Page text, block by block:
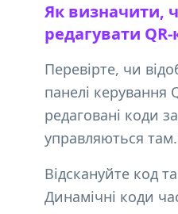
Як визначити,
редагувати
Перевірте, чи
панелі
редаговані коди
управляються там.
Відскануйте код
Динамічні коди